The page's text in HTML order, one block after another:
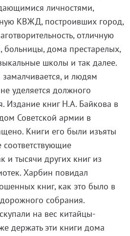
личностями,
КВЖД, построивших город,
отличную
больницы, дома престарелых,
школы и так далее.
и людям
уделяется должного
Издание книг Н.А. Байкова в
Советской армии в
Книги его были изъяты
соответствующие
и тысячи других книг из
Харбин повидал
книг, как это было в
собрания.
на вес китайцы-
держать эти книги дома